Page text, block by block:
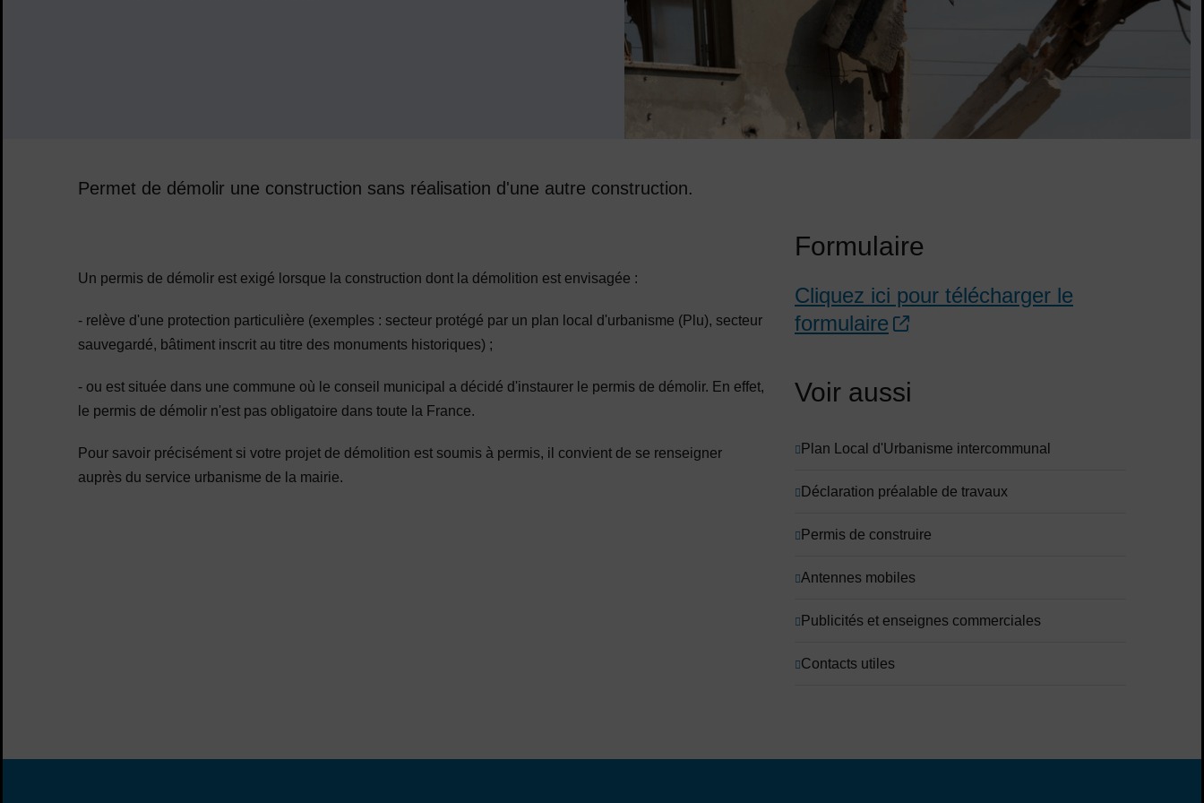
Permet de démolir une construction sans réalisation d'une autre construction.
Un permis de démolir est exigé lorsque la construction dont la démolition est envisagée :
- relève d'une protection particulière (exemples : secteur protégé par un plan local d'urbanisme (Plu), secteur
sauvegardé, bâtiment inscrit au titre des monuments historiques) ;
- ou est située dans une commune où le conseil municipal a décidé d'instaurer le permis de démolir. En effet,
le permis de démolir n'est pas obligatoire dans toute la France.
Pour savoir précisément si votre projet de démolition est soumis à permis, il convient de se renseigner
auprès du service urbanisme de la mairie.
Formulaire
Cliquez ici pour télécharger le
formulaire
Voir aussi
Plan Local d'Urbanisme intercommunal
Déclaration préalable de travaux
Permis de construire
Antennes mobiles
Publicités et enseignes commerciales
Contacts utiles